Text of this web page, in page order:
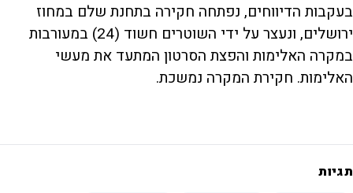
בעקבות הדיווחים, נפתחה חקירה בתחנת שלם במחוז
ירושלים, ונעצר על ידי השוטרים חשוד (24) במעורבות
במקרה האלימות והפצת הסרטון המתעד את מעשי
האלימות. חקירת המקרה נמשכת.
תגיות